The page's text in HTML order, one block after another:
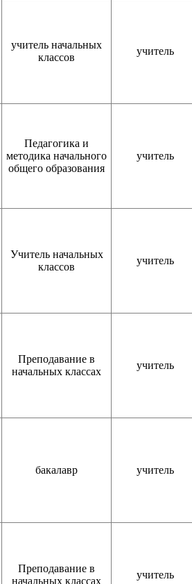
учитель начальных
классов
учитель
Педагогика и
методика начального
общего образования
учитель
Учитель начальных
классов
учитель
Преподавание в
начальных классах
учитель
бакалавр учитель
Преподавание в
начальных классах
учитель